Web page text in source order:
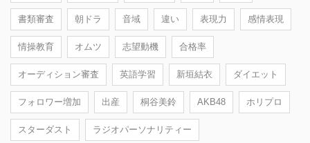
書類審査 朝ドラ 音域 違い 表現力 感情表現
情操教育 オムツ 志望動機 合格率
オーディション審査 英語学習 新垣結衣 ダイエット
フォロワー増加 出産 桐谷美鈴 AKB48 ホリプロ
スターダスト ラジオパーソナリティー